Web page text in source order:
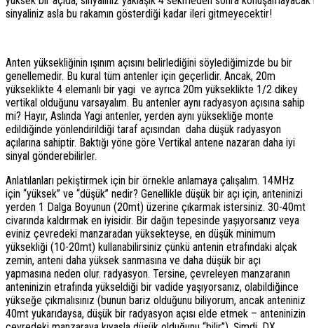
sinyaliniz asla bu rakamın gösterdiği kadar ileri gitmeyecektir!
Anten yüksekliğinin ışınım açısını belirlediğini söylediğimizde bu bir
genellemedir. Bu kural tüm antenler için geçerlidir. Ancak, 20m
yükseklikte 4 elemanlı bir yagi ve ayrıca 20m yükseklikte 1/2 dikey
vertikal olduğunu varsayalım. Bu antenler aynı radyasyon açısına sahip
mi? Hayır, Aslında Yagi antenler, yerden aynı yüksekliğe monte
edildiğinde yönlendirildiği taraf açısından daha düşük radyasyon
açılarına sahiptir. Baktığı yöne göre Vertikal antene nazaran daha iyi
sinyal gönderebilirler.
Anlatılanları pekiştirmek için bir örnekle anlamaya çalışalım. 14MHz
için “yüksek” ve “düşük” nedir? Genellikle düşük bir açı için, anteninizi
yerden 1 Dalga Boyunun (20mt) üzerine çıkarmak istersiniz. 30-40mt
civarında kaldırmak en iyisidir. Bir dağın tepesinde yaşıyorsanız veya
eviniz çevredeki manzaradan yüksekteyse, en düşük minimum
yüksekliği (10-20mt) kullanabilirsiniz çünkü antenin etrafındaki alçak
zemin, anteni daha yüksek sanmasına ve daha düşük bir açı
yapmasına neden olur. radyasyon. Tersine, çevreleyen manzaranın
anteninizin etrafında yükseldiği bir vadide yaşıyorsanız, olabildiğince
yükseğe çıkmalısınız (bunun bariz olduğunu biliyorum, ancak anteniniz
40mt yukarıdaysa, düşük bir radyasyon açısı elde etmek – anteninizin